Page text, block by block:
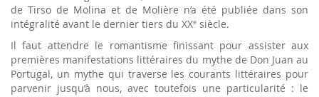
de Tirso de Molina et de Molière n’a été publiée dans son
intégralité avant le dernier tiers du XXe siècle.
Il faut attendre le romantisme finissant pour assister aux
premières manifestations littéraires du mythe de Don Juan au
Portugal, un mythe qui traverse les courants littéraires pour
parvenir jusqu’à nous, avec toutefois une particularité : le